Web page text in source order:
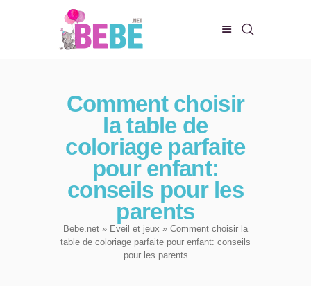
Comment choisir
la table de
coloriage parfaite
pour enfant:
conseils pour les
parents
Bebe.net » Eveil et jeux » Comment choisir la
table de coloriage parfaite pour enfant: conseils
pour les parents
CHAMBRE DE BEBE
BIEN-ÊTRE
ALIMENTATION
EVEIL ET JEUX
CONFORT DE BÉBÉ